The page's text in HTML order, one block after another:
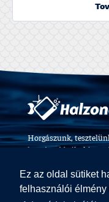
Ez az oldal sütiket
felhasználói
Horgászunk,